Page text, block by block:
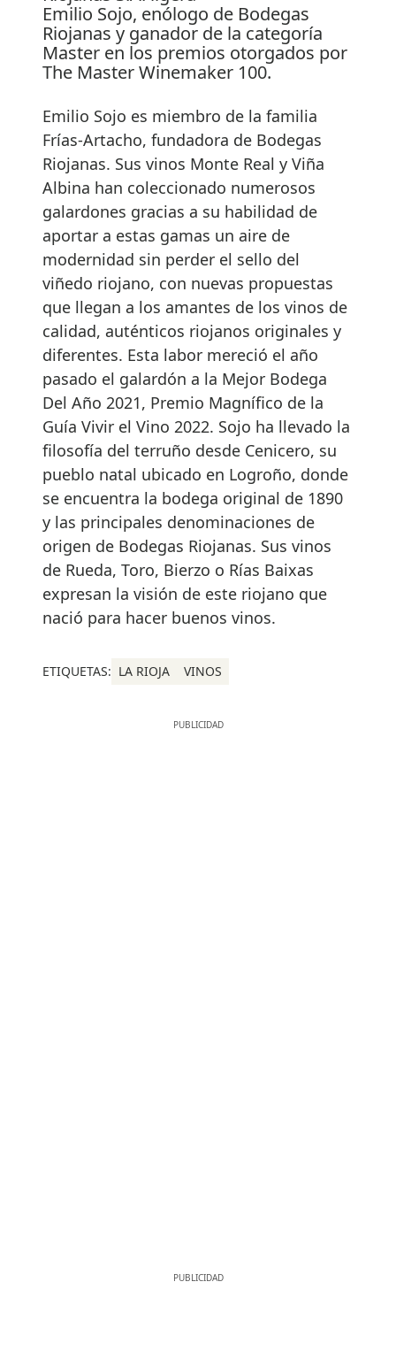
Emilio Sojo, enólogo de Bodegas
Riojanas y ganador de la categoría
Master en los premios otorgados por
The Master Winemaker 100.
Emilio Sojo es miembro de la familia
Frías-Artacho, fundadora de Bodegas
Riojanas. Sus vinos Monte Real y Viña
Albina han coleccionado numerosos
galardones gracias a su habilidad de
aportar a estas gamas un aire de
modernidad sin perder el sello del
viñedo riojano, con nuevas propuestas
que llegan a los amantes de los vinos de
calidad, auténticos riojanos originales y
diferentes. Esta labor mereció el año
pasado el galardón a la Mejor Bodega
Del Año 2021, Premio Magnífico de la
Guía Vivir el Vino 2022. Sojo ha llevado la
filosofía del terruño desde Cenicero, su
pueblo natal ubicado en Logroño, donde
se encuentra la bodega original de 1890
y las principales denominaciones de
origen de Bodegas Riojanas. Sus vinos
de Rueda, Toro, Bierzo o Rías Baixas
expresan la visión de este riojano que
nació para hacer buenos vinos.
ETIQUETAS: LA RIOJA VINOS